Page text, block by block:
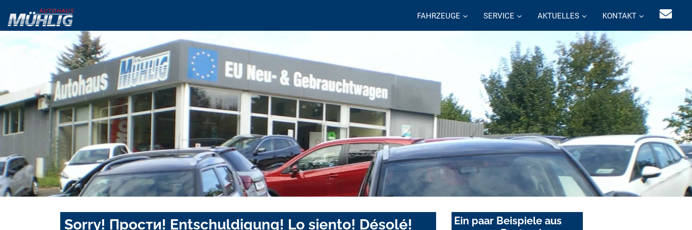
FAHRZEUGE SERVICE AKTUELLES KONTAKT
Sorry! Прости! Entschuldigung! Lo siento! Désolé!
Ein paar Beispiele aus